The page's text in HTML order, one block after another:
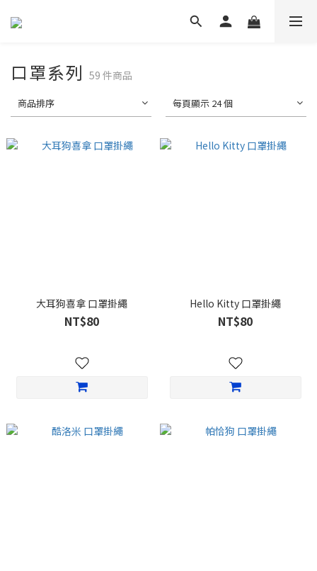
口罩系列 59 件商品
商品排序 每頁顯示 24 個
大耳狗喜拿 口罩掛繩
NT$80
Hello Kitty 口罩掛繩
NT$80